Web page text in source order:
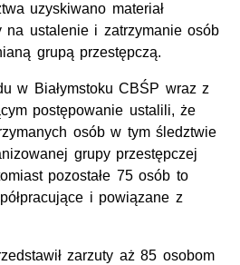
uzyskiwano materiał
na ustalenie i zatrzymanie osób
grupą przestępczą.
w Białymstoku CBŚP wraz z
postępowanie ustalili, że
osób w tym śledztwie
grupy przestępczej
pozostałe 75 osób to
i powiązane z
zarzuty aż 85 osobom